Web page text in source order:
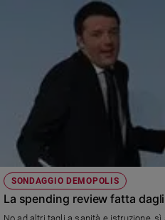
giorno
Santo
del
giorno
Società
e
valori
SONDAGGIO DEMOPOLIS
La spending review fatta